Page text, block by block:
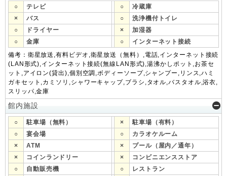
○ テレビ ○
冷蔵庫
×
バス ○
洗浄機付トイレ
○
ドライヤー ×
加湿器
○
金庫 ○
インターネット接続
備考：衛星放送,有料ビデオ,衛星放送（無料）,電話,インターネット接続
(LAN形式),インターネット接続(無線LAN形式),湯沸かしポット,お茶セ
ット,アイロン(貸出),個別空調,ボディーソープ,シャンプー,リンス,ハミ
ガキセット,カミソリ,シャワーキャップ,ブラシ,タオル,バスタオル,浴衣,
スリッパ,金庫
館内施設
○ 駐車場（無料） ×
駐車場（有料）
○
宴会場 ○
カラオケルーム
×
ATM ×
プール（屋内／通年）
×
コインランドリー ×
コンビニエンスストア
○
自動販売機 ○
レストラン